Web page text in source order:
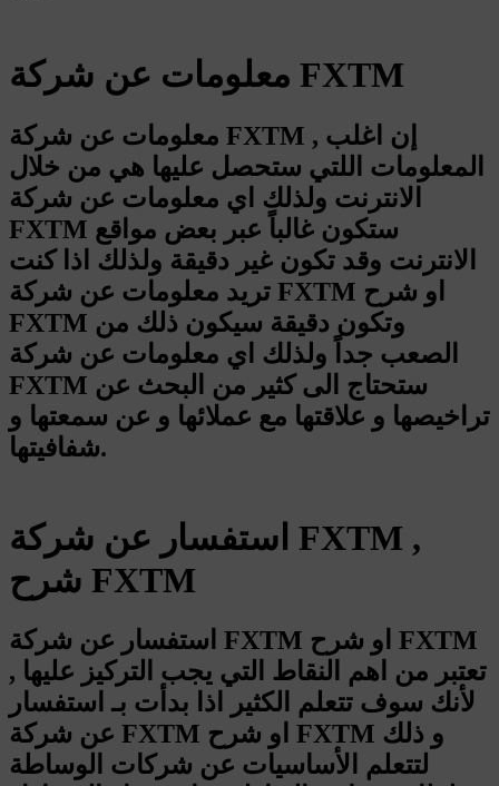
معلومات عن شركة FXTM
معلومات عن شركة FXTM , إن اغلب
المعلومات اللتي ستحصل عليها هي من خلال
الانترنت ولذلك اي معلومات عن شركة
FXTM ستكون غالباً عبر بعض مواقع
الانترنت وقد تكون غير دقيقة ولذلك اذا كنت
تريد معلومات عن شركة FXTM او شرح
FXTM وتكون دقيقة سيكون ذلك من
الصعب جداً ولذلك اي معلومات عن شركة
FXTM ستحتاج الى كثير من البحث عن
تراخيصها و علاقتها مع عملائها و عن سمعتها و
شفافيتها.
استفسار عن شركة FXTM ,
شرح FXTM
استفسار عن شركة FXTM او شرح FXTM
, تعتبر من اهم النقاط التي يجب التركيز عليها
لأنك سوف تتعلم الكثير اذا بدأت بـ استفسار
عن شركة FXTM او شرح FXTM و ذلك
لتتعلم الأساسيات عن شركات الوساطة